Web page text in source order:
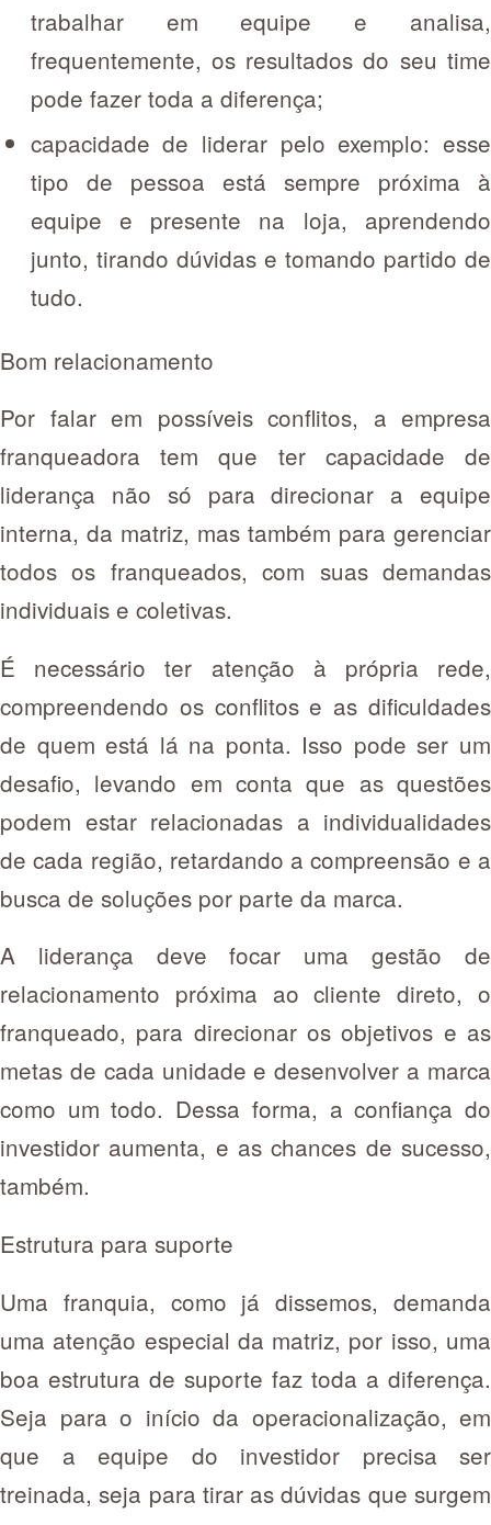
trabalhar em equipe e analisa,
frequentemente, os resultados do seu time
pode fazer toda a diferença;
capacidade de liderar pelo exemplo: esse
tipo de pessoa está sempre próxima à
equipe e presente na loja, aprendendo
junto, tirando dúvidas e tomando partido de
tudo.
Bom relacionamento
Por falar em possíveis conflitos, a empresa
franqueadora tem que ter capacidade de
liderança não só para direcionar a equipe
interna, da matriz, mas também para gerenciar
todos os franqueados, com suas demandas
individuais e coletivas.
É necessário ter atenção à própria rede,
compreendendo os conflitos e as dificuldades
de quem está lá na ponta. Isso pode ser um
desafio, levando em conta que as questões
podem estar relacionadas a individualidades
de cada região, retardando a compreensão e a
busca de soluções por parte da marca.
A liderança deve focar uma gestão de
relacionamento próxima ao cliente direto, o
franqueado, para direcionar os objetivos e as
metas de cada unidade e desenvolver a marca
como um todo. Dessa forma, a confiança do
investidor aumenta, e as chances de sucesso,
também.
Estrutura para suporte
Uma franquia, como já dissemos, demanda
uma atenção especial da matriz, por isso, uma
boa estrutura de suporte faz toda a diferença.
Seja para o início da operacionalização, em
que a equipe do investidor precisa ser
treinada, seja para tirar as dúvidas que surgem